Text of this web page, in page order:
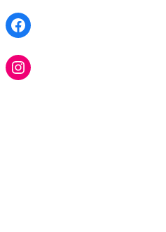
Facebook
Instagram